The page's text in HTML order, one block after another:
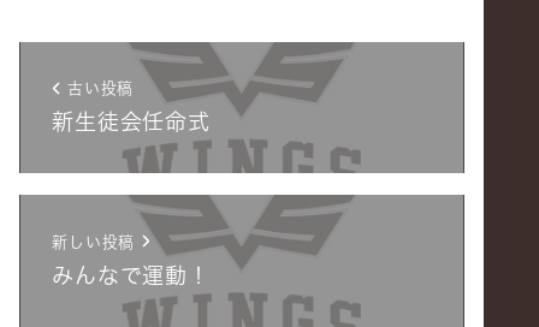
古い投稿
新生徒会任命式
新しい投稿
みんなで運動！